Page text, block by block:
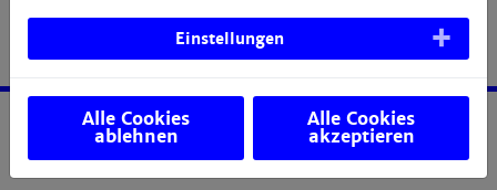
Einstellungen
Alle Cookies
ablehnen
Alle Cookies
akzeptieren